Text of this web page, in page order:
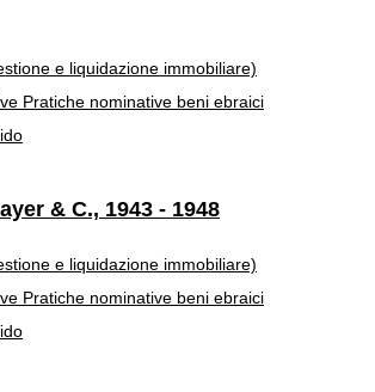
e liquidazione immobiliare)
Pratiche nominative beni ebraici
& C., 1943 - 1948
e liquidazione immobiliare)
Pratiche nominative beni ebraici